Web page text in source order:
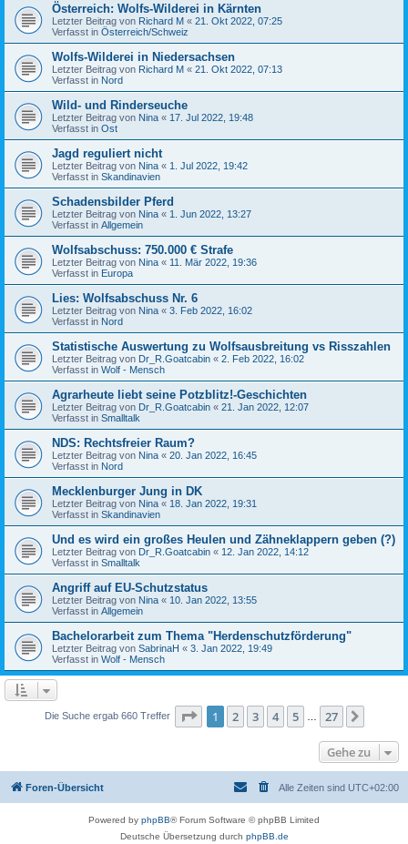
Österreich: Wolfs-Wilderei in Kärnten
Letzter Beitrag von Richard M « 21. Okt 2022, 07:25
Verfasst in Österreich/Schweiz
Wolfs-Wilderei in Niedersachsen
Letzter Beitrag von Richard M « 21. Okt 2022, 07:13
Verfasst in Nord
Wild- und Rinderseuche
Letzter Beitrag von Nina « 17. Jul 2022, 19:48
Verfasst in Ost
Jagd reguliert nicht
Letzter Beitrag von Nina « 1. Jul 2022, 19:42
Verfasst in Skandinavien
Schadensbilder Pferd
Letzter Beitrag von Nina « 1. Jun 2022, 13:27
Verfasst in Allgemein
Wolfsabschuss: 750.000 € Strafe
Letzter Beitrag von Nina « 11. Mär 2022, 19:36
Verfasst in Europa
Lies: Wolfsabschuss Nr. 6
Letzter Beitrag von Nina « 3. Feb 2022, 16:02
Verfasst in Nord
Statistische Auswertung zu Wolfsausbreitung vs Risszahlen
Letzter Beitrag von Dr_R.Goatcabin « 2. Feb 2022, 16:02
Verfasst in Wolf - Mensch
Agrarheute liebt seine Potzblitz!-Geschichten
Letzter Beitrag von Dr_R.Goatcabin « 21. Jan 2022, 12:07
Verfasst in Smalltalk
NDS: Rechtsfreier Raum?
Letzter Beitrag von Nina « 20. Jan 2022, 16:45
Verfasst in Nord
Mecklenburger Jung in DK
Letzter Beitrag von Nina « 18. Jan 2022, 19:31
Verfasst in Skandinavien
Und es wird ein großes Heulen und Zähneklappern geben (?)
Letzter Beitrag von Dr_R.Goatcabin « 12. Jan 2022, 14:12
Verfasst in Smalltalk
Angriff auf EU-Schutzstatus
Letzter Beitrag von Nina « 10. Jan 2022, 13:55
Verfasst in Allgemein
Bachelorarbeit zum Thema "Herdenschutzförderung"
Letzter Beitrag von SabrinaH « 3. Jan 2022, 19:49
Verfasst in Wolf - Mensch
Die Suche ergab 660 Treffer Seite 1von 27
1 2 3 4 5 27
Gehe zu
Foren-Übersicht Alle Zeiten sind UTC+02:00
Powered by phpBB® Forum Software © phpBB Limited
Deutsche Übersetzung durch phpBB.de